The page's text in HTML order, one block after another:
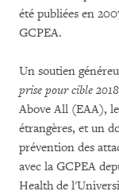
été publiées en
GCPEA.
Un soutien
prise pour cible 2018
Above All (EAA),
étrangères, et un
prévention des
avec la GCPEA
Health de